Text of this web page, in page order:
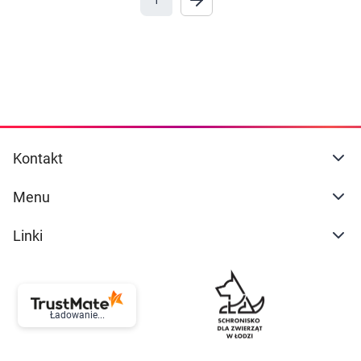
Ustawienia
Kontakt
Menu
Linki
Ładowanie...